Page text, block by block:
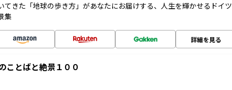
てきた「地球の歩き方」があなたにお届けする、人生を輝かせるドイツ
集
詳細を見る
ことばと絶景１００